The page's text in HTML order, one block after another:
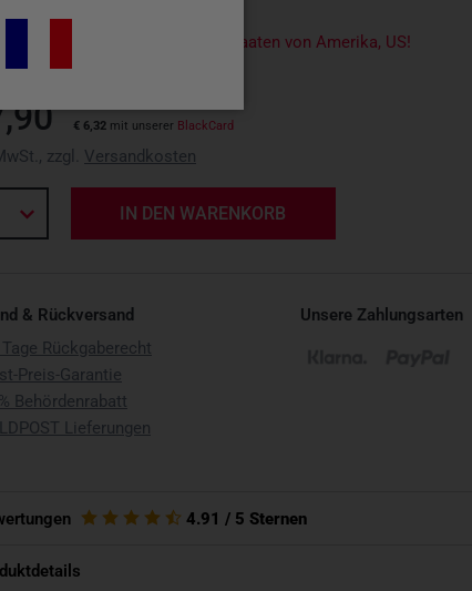
nicht nach Vereinigte Staaten von Amerika, US!
€ 6,32 mit unserer BlackCard
zzgl. Versandkosten
IN DEN WARENKORB
& Rückversand
Rückgaberecht
Preis-Garantie
Behördenrabatt
Lieferungen
Unsere Zahlungsarten
4.91 / 5 Sternen